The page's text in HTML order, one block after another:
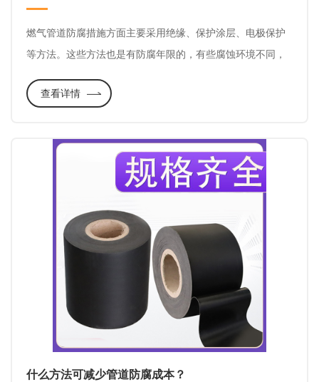
燃气管道防腐措施方面主要采用绝缘、保护涂层、电极保护
等方法。这些方法也是有防腐年限的，有些腐蚀环境不同，
用寿命，就会面临不断维护的问题，在这里我们来了解能适
查看详情
什么方法可减少管道防腐成本？